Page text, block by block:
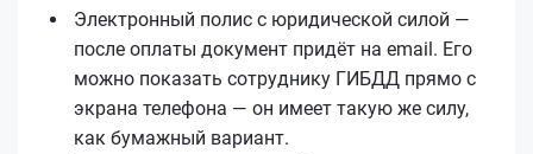
Электронный полис с юридической силой —
после оплаты документ придёт на email. Его
можно показать сотруднику ГИБДД прямо с
экрана телефона — он имеет такую же силу,
как бумажный вариант.